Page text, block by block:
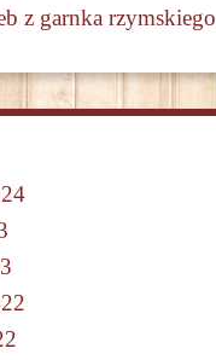
z garnka rzymskiego